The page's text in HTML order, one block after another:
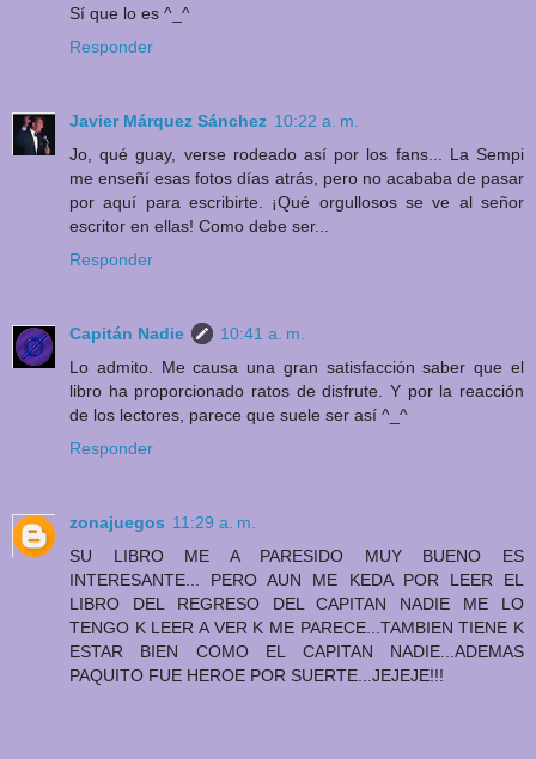
Sí que lo es ^_^
Responder
Javier Márquez Sánchez 10:22 a. m.
Jo, qué guay, verse rodeado así por los fans... La Sempi
me enseñí esas fotos días atrás, pero no acababa de pasar
por aquí para escribirte. ¡Qué orgullosos se ve al señor
escritor en ellas! Como debe ser...
Responder
Capitán Nadie
10:41 a. m.
Lo admito. Me causa una gran satisfacción saber que el
libro ha proporcionado ratos de disfrute. Y por la reacción
de los lectores, parece que suele ser así ^_^
Responder
zonajuegos 11:29 a. m.
SU LIBRO ME A PARESIDO MUY BUENO ES
INTERESANTE... PERO AUN ME KEDA POR LEER EL
LIBRO DEL REGRESO DEL CAPITAN NADIE ME LO
TENGO K LEER A VER K ME PARECE...TAMBIEN TIENE K
ESTAR BIEN COMO EL CAPITAN NADIE...ADEMAS
PAQUITO FUE HEROE POR SUERTE...JEJEJE!!!